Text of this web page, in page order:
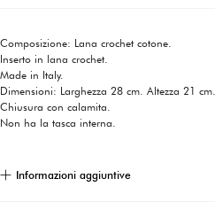
Composizione: Lana crochet cotone.
Inserto in lana crochet.
Made in Italy.
Dimensioni: Larghezza 28 cm. Altezza 21
Chiusura con calamita.
Non ha la tasca interna.
Informazioni aggiuntive